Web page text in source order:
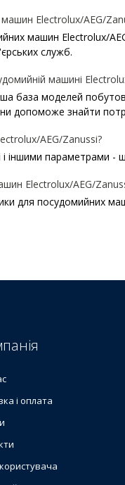
Electrolux/AEG/
машин Electrolux/
служб.
машині
база моделей
допоможе знайти
AEG/Zanussi?
іншими параметрами
Electrolux/AEG/
для посудомийних
машини Elecrtolux
машини Elecrtolux
і оплата